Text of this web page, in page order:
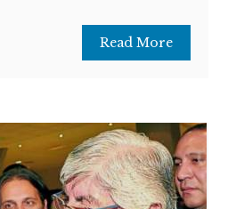
Read More